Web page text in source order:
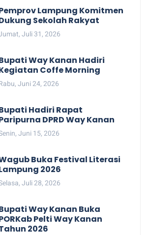
Lampung Komitmen
Sekolah Rakyat
Juli 31, 2026
Way Kanan Hadiri
Coffe Morning
Juni 24, 2026
Hadiri Rapat
DPRD Way Kanan
Juni 15, 2026
Buka Festival Literasi
2026
Juli 28, 2026
Way Kanan Buka
Pelti Way Kanan
2026